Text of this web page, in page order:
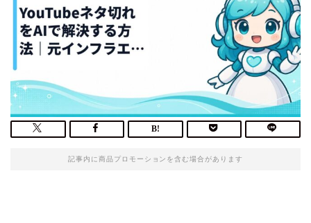
記事内に商品プロモーションを含む場合があります